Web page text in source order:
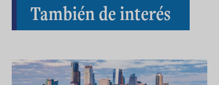
También de interés